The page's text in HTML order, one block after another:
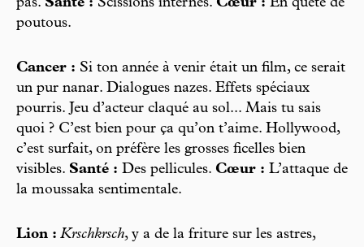
pas. Santé : Scissions internes. Cœur : En quête de
poutous.
Cancer : Si ton année à venir était un film, ce serait
un pur nanar. Dialogues nazes. Effets spéciaux
pourris. Jeu d’acteur claqué au sol... Mais tu sais
quoi ? C’est bien pour ça qu’on t’aime. Hollywood,
c’est surfait, on préfère les grosses ficelles bien
visibles. Santé : Des pellicules. Cœur : L’attaque de
la moussaka sentimentale.
Lion : Krschkrsch, y a de la friture sur les astres,